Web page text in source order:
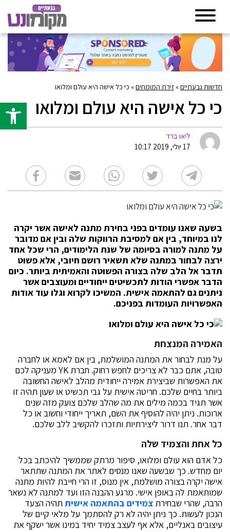
פתח
חדשות גבעתיים» זירת המומחים» כי כל אישה היא עולם ומלואו
כי כל אישה היא עולם ומלואו
ליאו ברד
17 יולי, 2019 10:17
בשעה שאנו עומדים בפני בחירת מתנה לאישה אשר יקרה
לנו במיוחד, בין אם למסיבת הרווקות שלה ובין אם מדובר
על מתנה למורה בסיומה של שנת הלימודים, הרי שכל אחד
ירצה לבחור במתנה שלא תשאיר רושם חיובי, אלא פשוט
תדבר אל הלב שלה בצורה הפשוטה והאמיתית ביותר. כיום
הדבר אפשרי הודות לתכשיטים ייחודיים ומעוצבים אשר
ניתנים גם להתאמה אישית. המשיכו לקרוא וגלו עוד אודות
האפשרויות העומדות בפניכם.
האמירה המנצחת
על מנת לבחור את המתנה המושלמת, בין אם לאמא או לחברה
טובה, אתם כבר לא צריכים לחפש רחוק. חברת YK מעניקה לכם
את האפשרות שביצירת אמירה ייחודית מהלב לאישה החשובה
ביותר בחיים שלכם. חריטה אישית על גבי תכשיט או שעון תהיה זו
אשר תגיד בכמה מילים את מה שהלב שלכם צועק מזה שנים
ארוכות. ניתן יהיה להוסיף את השם, תאריך ייחודי וחשוב או כל
דבר אחר. תנו דרור ליצירתיות ותזכרו להקשיב ללב שלכם.
כל אחת והצמיד שלה
כל אדם הוא עולם ומלואו, סיפור מרתק שממשיך להיכתב בכל
יום מחדש. כך שבשעה שאנו מנסים לאתר את המתנה שתתאר
אישה יקרה בצורה מושלמת, אין מנוס, זו הרי חייבת להיות מתנה
שמותאמת לה באופן אישי. מרגע ההבנה הזו ועד למתנה לא נשאר
הרבה, שהרי שבחירת צמידים בהתאמה אישיתתהיה הצעד
הנכון לעשות. כך ניתן יהיה לא רק להסתמך על מלאי קיים של
עיצובים באנליים, אלא אף לעצב צמיד יחיד במינו אשר ישקף את